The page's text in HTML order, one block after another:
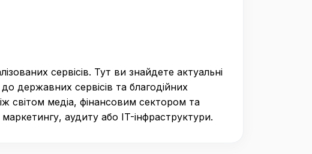
сервісів. Тут ви знайдете актуальні
державних сервісів та благодійних
світом медіа, фінансовим сектором та
аудиту або IT-інфраструктури.